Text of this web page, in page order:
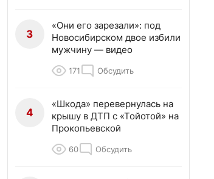
3
«Они его зарезали»: под
Новосибирском двое избили
мужчину — видео
171 Обсудить
4
«Шкода» перевернулась на
крышу в ДТП с «Тойотой» на
Прокопьевской
60 Обсудить